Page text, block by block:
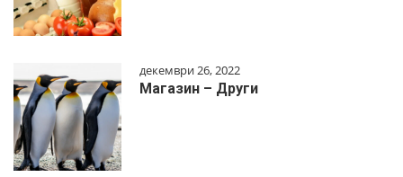
декември 26, 2022
Магазин – Други